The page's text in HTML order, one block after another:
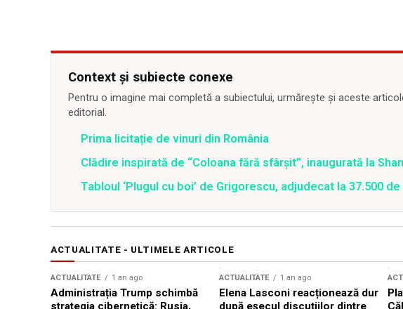
Context și subiecte conexe
Pentru o imagine mai completă a subiectului, urmărește și aceste
editorial.
Prima licitație de vinuri din România
Clădire inspirată de “Coloana fără sfârşit”, inaugurată la
Tabloul ‘Plugul cu boi’ de Grigorescu, adjudecat la 37.500
ACTUALITATE - ULTIMELE ARTICOLE
ACTUALITATE 1 an ago
Administrația Trump schimbă
strategia cibernetică: Rusia,
ACTUALITATE 1 an ago
Elena Lasconi reacționează dur
după eșecul discuțiilor dintre